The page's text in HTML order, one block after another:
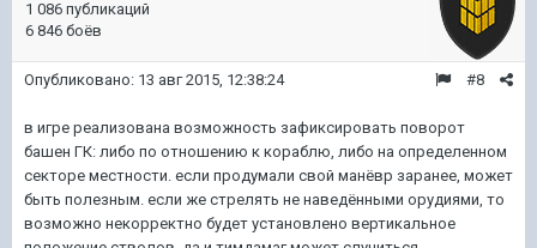
1 086 публикаций
6 846 боёв
#8
Опубликовано: 13 авг 2015, 12:38:24
в игре реализована возможность зафиксировать поворот
башен ГК: либо по отношению к кораблю, либо на определенном
секторе местности. если продумали свой манёвр заранее, может
быть полезным. если же стрелять не наведёнными орудиями, то
возможно некорректно будет установлено вертикальное